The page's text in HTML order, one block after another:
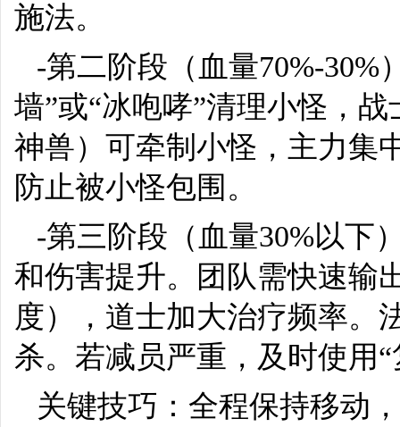
施法。
-第二阶段（血量70%-30%
墙”或“冰咆哮”清理小怪，
神兽）可牵制小怪，主力集
防止被小怪包围。
-第三阶段（血量30%以下
和伤害提升。团队需快速输
度），道士加大治疗频率。
杀。若减员严重，及时使用
关键技巧：全程保持移动